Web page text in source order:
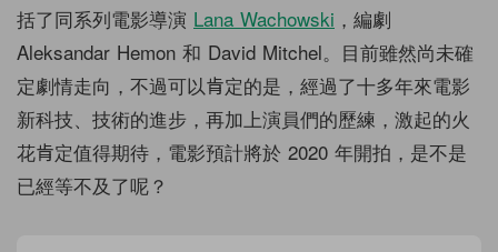
括了同系列電影導演 Lana Wachowski ，編劇
Aleksandar Hemon 和 David Mitchel。目前雖然尚未確
定劇情走向，不過可以肯定的是，經過了十多年來電影
新科技、技術的進步，再加上演員們的歷練，激起的火
花肯定值得期待，電影預計將於 2020 年開拍，是不是
已經等不及了呢？